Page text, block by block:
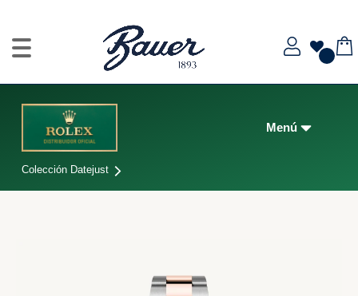
Colección Datejust